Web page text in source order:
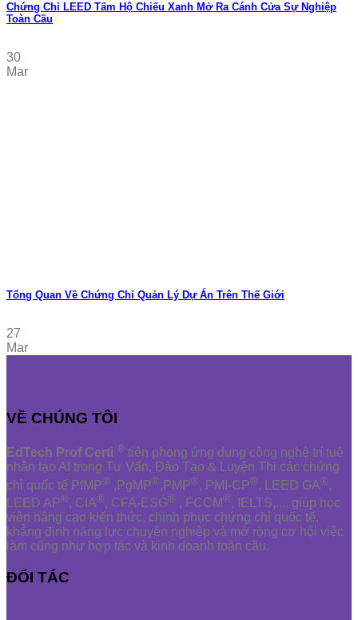
Chứng Chỉ LEED Tấm Hộ Chiếu Xanh Mở Ra Cánh Cửa Sự Nghiệp
Toàn Cầu
30
Mar
Tổng Quan Về Chứng Chỉ Quản Lý Dự Án Trên Thế Giới
27
Mar
VỀ CHÚNG TÔI
EdTech Prof Certi ® tiên phong ứng dụng công nghệ trí tuệ
nhân tạo AI trong Tư Vấn, Đào Tạo & Luyện Thi các chứng
chỉ quốc tế PfMP® ,PgMP®,PMP®, PMI-CP®, LEED GA®,
LEED AP®, CIA®, CFA-ESG® , FCCM®, IELTS,.... giúp học
viên nâng cao kiến thức, chinh phục chứng chỉ quốc tế,
khẳng định năng lực chuyên nghiệp và mở rộng cơ hội việc
làm cũng như hợp tác và kinh doanh toàn cầu.
ĐỐI TÁC